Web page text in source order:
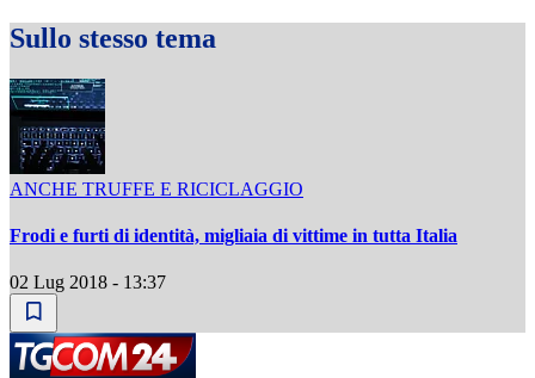
Sullo stesso tema
ANCHE TRUFFE E RICICLAGGIO
Frodi e furti di identità, migliaia di vittime in tutta Italia
02 Lug 2018 - 13:37